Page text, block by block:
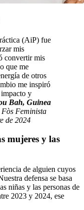
(AiP) fue
mis
convertir mis
que me
de otros
me inspiró
impacto y
Bah, Guinea
Feminista
de 2024
mujeres y las
de alguien cuyos
defensa se basa
niñas y las personas de
2023 y 2024, ese